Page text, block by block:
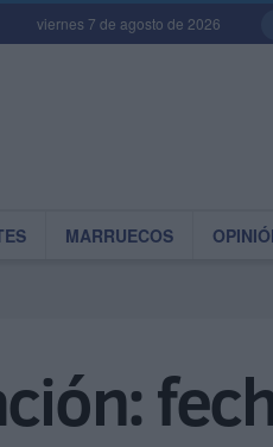
viernes 7 de agosto de 2026
MARRUECOS